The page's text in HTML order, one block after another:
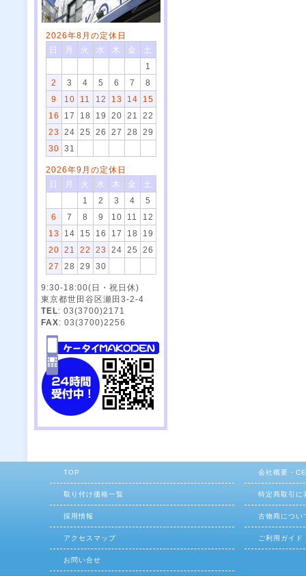
2026年8月の定休日
日
月 火 水 木 金
土
1
2
3 4 5 6 7
8
9
10 11 12 13 14
15
16
17 18 19 20 21
22
23
24 25 26 27 28
29
30
31
2026年9月の定休日
日
月 火 水 木 金
土
1
2 3 4
5
6
7 8 9 10 11
12
13
14 15 16 17 18
19
20
21 22 23 24 25
26
27
28 29 30
9:30-18:00(日・祝日休)
東京都世田谷区瀬田3-2-4
TEL: 03(3700)2171
FAX: 03(3700)2256
TOP 会社概要・
取り付け価格一覧 特定商取引に
採用情報 古物商につい
アクセスマップ ご利用ガイド
お問い合せ